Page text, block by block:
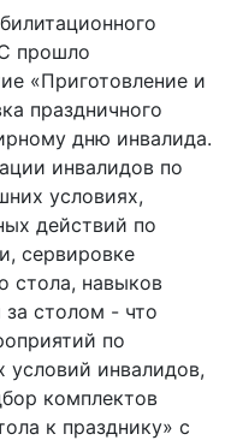
прошло
«Приготовление и
праздничного
дню инвалида.
инвалидов по
условиях,
действий по
сервировке
стола, навыков
столом - что
по
инвалидов,
комплектов
к празднику» с